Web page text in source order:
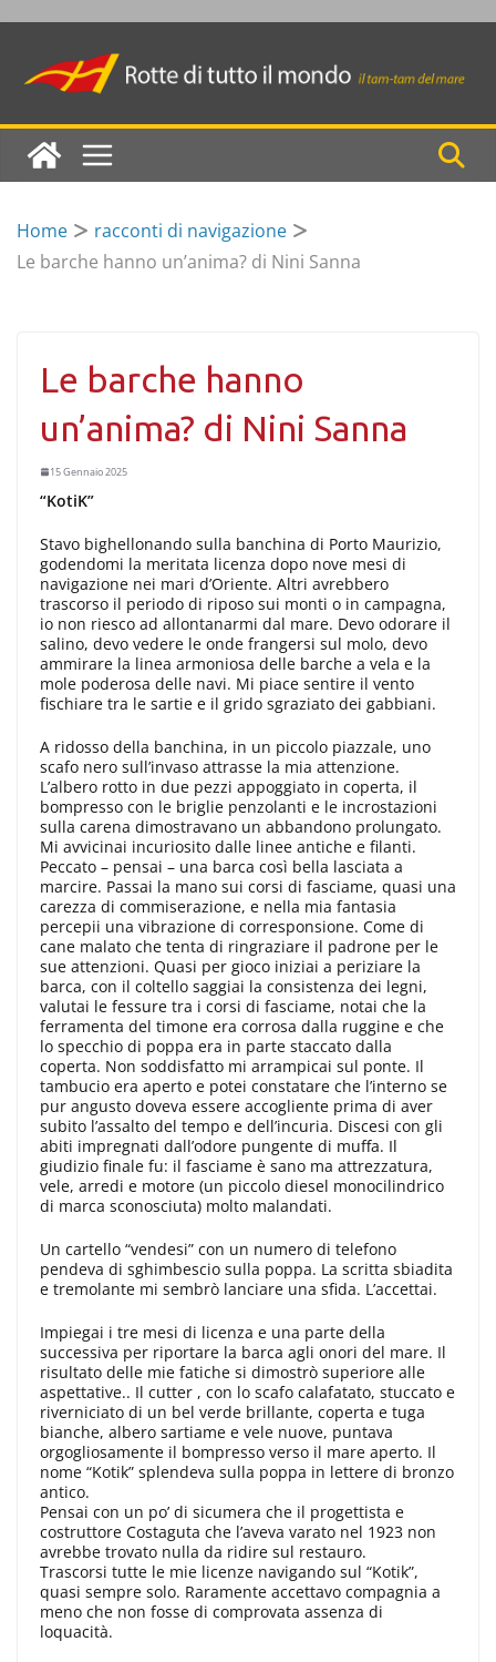
to
Home
racconti di navigazione
Le barche hanno un’anima? di Nini Sanna
Le barche hanno
un’anima? di Nini Sanna
15 Gennaio 2025
“KotiK”
Stavo bighellonando sulla banchina di Porto Maurizio,
godendomi la meritata licenza dopo nove mesi di
navigazione nei mari d’Oriente. Altri avrebbero
trascorso il periodo di riposo sui monti o in campagna,
io non riesco ad allontanarmi dal mare. Devo odorare il
salino, devo vedere le onde frangersi sul molo, devo
ammirare la linea armoniosa delle barche a vela e la
mole poderosa delle navi. Mi piace sentire il vento
fischiare tra le sartie e il grido sgraziato dei gabbiani.
A ridosso della banchina, in un piccolo piazzale, uno
scafo nero sull’invaso attrasse la mia attenzione.
L’albero rotto in due pezzi appoggiato in coperta, il
bompresso con le briglie penzolanti e le incrostazioni
sulla carena dimostravano un abbandono prolungato.
Mi avvicinai incuriosito dalle linee antiche e filanti.
Peccato – pensai – una barca così bella lasciata a
marcire. Passai la mano sui corsi di fasciame, quasi una
carezza di commiserazione, e nella mia fantasia
percepii una vibrazione di corresponsione. Come di
cane malato che tenta di ringraziare il padrone per le
sue attenzioni. Quasi per gioco iniziai a periziare la
barca, con il coltello saggiai la consistenza dei legni,
valutai le fessure tra i corsi di fasciame, notai che la
ferramenta del timone era corrosa dalla ruggine e che
lo specchio di poppa era in parte staccato dalla
coperta. Non soddisfatto mi arrampicai sul ponte. Il
tambucio era aperto e potei constatare che l’interno se
pur angusto doveva essere accogliente prima di aver
subito l’assalto del tempo e dell’incuria. Discesi con gli
abiti impregnati dall’odore pungente di muffa. Il
giudizio finale fu: il fasciame è sano ma attrezzatura,
vele, arredi e motore (un piccolo diesel monocilindrico
di marca sconosciuta) molto malandati.
Un cartello “vendesi” con un numero di telefono
pendeva di sghimbescio sulla poppa. La scritta sbiadita
e tremolante mi sembrò lanciare una sfida. L’accettai.
Impiegai i tre mesi di licenza e una parte della
successiva per riportare la barca agli onori del mare. Il
risultato delle mie fatiche si dimostrò superiore alle
aspettative.. Il cutter , con lo scafo calafatato, stuccato e
riverniciato di un bel verde brillante, coperta e tuga
bianche, albero sartiame e vele nuove, puntava
orgogliosamente il bompresso verso il mare aperto. Il
nome “Kotik” splendeva sulla poppa in lettere di bronzo
antico.
Pensai con un po’ di sicumera che il progettista e
costruttore Costaguta che l’aveva varato nel 1923 non
avrebbe trovato nulla da ridire sul restauro.
Trascorsi tutte le mie licenze navigando sul “Kotik”,
quasi sempre solo. Raramente accettavo compagnia a
meno che non fosse di comprovata assenza di
loquacità.